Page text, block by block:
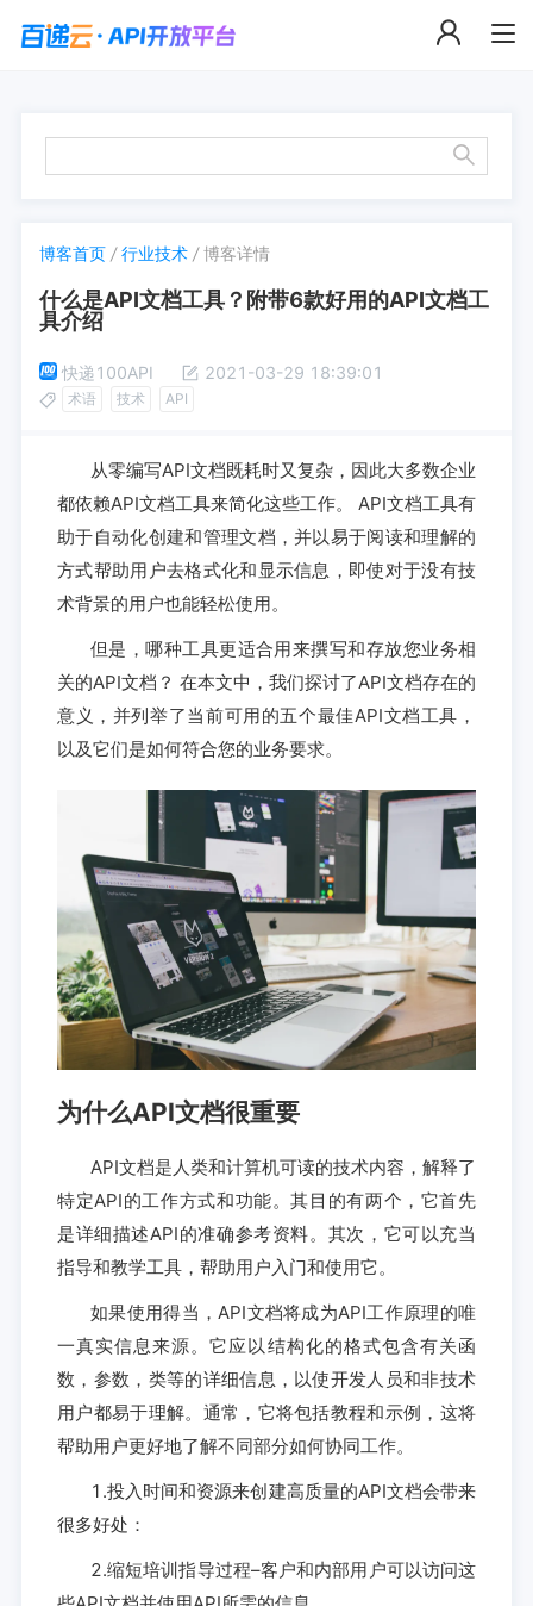
博客首页 /行业技术 /博客详情
什么是API文档工具？附带6款好用的API文档工
具介绍
快递100API 2021-03-29 18:39:01
术语 技术 API
从零编写API文档既耗时又复杂，因此大多数企业
都依赖API文档工具来简化这些工作。 API文档工具有
助于自动化创建和管理文档，并以易于阅读和理解的
方式帮助用户去格式化和显示信息，即使对于没有技
术背景的用户也能轻松使用。
但是，哪种工具更适合用来撰写和存放您业务相
关的API文档？ 在本文中，我们探讨了API文档存在的
意义，并列举了当前可用的五个最佳API文档工具，
以及它们是如何符合您的业务要求。
为什么API文档很重要
API文档是人类和计算机可读的技术内容，解释了
特定API的工作方式和功能。其目的有两个，它首先
是详细描述API的准确参考资料。其次，它可以充当
指导和教学工具，帮助用户入门和使用它。
如果使用得当，API文档将成为API工作原理的唯
一真实信息来源。它应以结构化的格式包含有关函
数，参数，类等的详细信息，以使开发人员和非技术
用户都易于理解。通常，它将包括教程和示例，这将
帮助用户更好地了解不同部分如何协同工作。
1.投入时间和资源来创建高质量的API文档会带来
很多好处：
2.缩短培训指导过程–客户和内部用户可以访问这